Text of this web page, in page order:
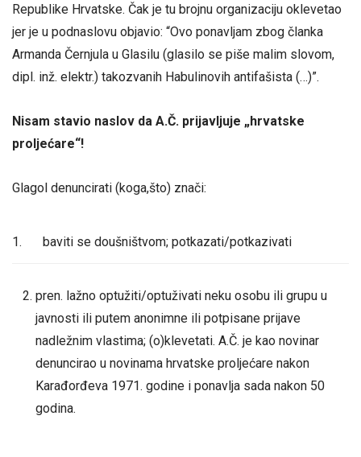
Republike Hrvatske. Čak je tu brojnu organizaciju oklevetao
jer je u podnaslovu objavio: “Ovo ponavljam zbog članka
Armanda Černjula u Glasilu (glasilo se piše malim slovom,
dipl. inž. elektr.) takozvanih Habulinovih antifašista (…)”.
Nisam stavio naslov da A.Č. prijavljuje „hrvatske
proljećare“!
Glagol denuncirati (koga,što) znači:
1. baviti se doušništvom; potkazati/potkazivati
pren. lažno optužiti/optuživati neku osobu ili grupu u
javnosti ili putem anonimne ili potpisane prijave
nadležnim vlastima; (o)klevetati. A.Č. je kao novinar
denuncirao u novinama hrvatske proljećare nakon
Karađorđeva 1971. godine i ponavlja sada nakon 50
godina.